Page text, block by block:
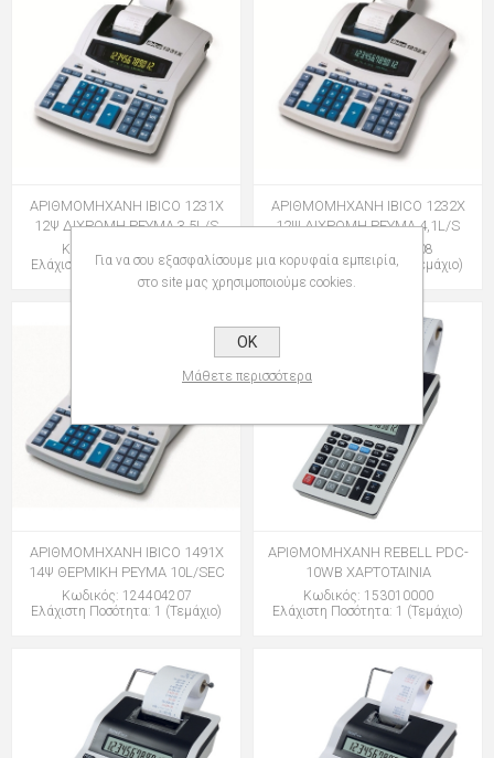
ΑΡΙΘΜΟΜΗΧΑΝΗ IBICO 1231Χ
12Ψ ΔΙΧΡΩΜΗ ΡΕΥΜΑ 3.5L/S
Κωδικός: 124404009
Ελάχιστη Ποσότητα: 1 (Τεμάχιο)
ΑΡΙΘΜΟΜΗΧΑΝΗ IBICO 1232Χ
12Ψ ΔΙΧΡΩΜΗ ΡΕΥΜΑ 4,1L/S
Κωδικός: 124404108
Ελάχιστη Ποσότητα: 1 (Τεμάχιο)
ΑΡΙΘΜΟΜΗΧΑΝΗ IBICO 1491Χ
14Ψ ΘΕΡΜΙΚΗ ΡΕΥΜΑ 10L/SEC
Κωδικός: 124404207
Ελάχιστη Ποσότητα: 1 (Τεμάχιο)
ΑΡΙΘΜΟΜΗΧΑΝΗ REBELL PDC-
10WB ΧΑΡΤΟΤΑΙΝΙΑ
Κωδικός: 153010000
Ελάχιστη Ποσότητα: 1 (Τεμάχιο)
Για να σου εξασφαλίσουμε μια κορυφαία εμπειρία,
στο site μας χρησιμοποιούμε cookies.
OK
Μάθετε περισσότερα